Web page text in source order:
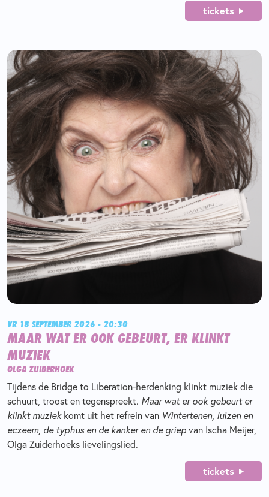
tickets
VR 18 SEPTEMBER 2026 - 20:30
MAAR WAT ER OOK GEBEURT, ER KLINKT
MUZIEK
OLGA ZUIDERHOEK
Tijdens de Bridge to Liberation-herdenking klinkt muziek die
schuurt, troost en tegenspreekt. Maar wat er ook gebeurt er
klinkt muziekkomt uit het refrein van Wintertenen, luizen en
eczeem, de typhus en de kanker en de griepvan Ischa Meijer,
Olga Zuiderhoeks lievelingslied.
tickets